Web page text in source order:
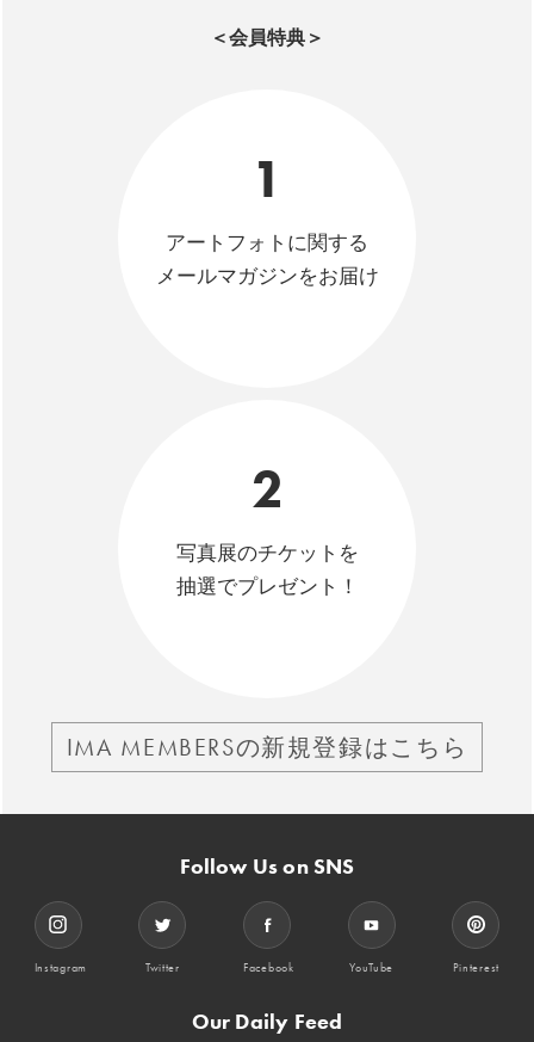
＜会員特典＞
1
アートフォトに関する
メールマガジンをお届け
2
写真展のチケットを
抽選でプレゼント！
IMA MEMBERSの新規登録はこちら
Follow Us on SNS
Instagram Twitter Facebook YouTube Pinterest
Our Daily Feed